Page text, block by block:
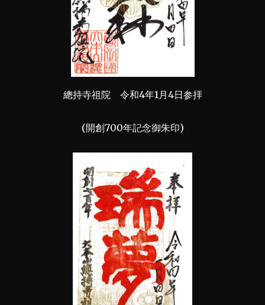
總持寺祖院 令和4年1月4日参拝
(開創700年記念御朱印)